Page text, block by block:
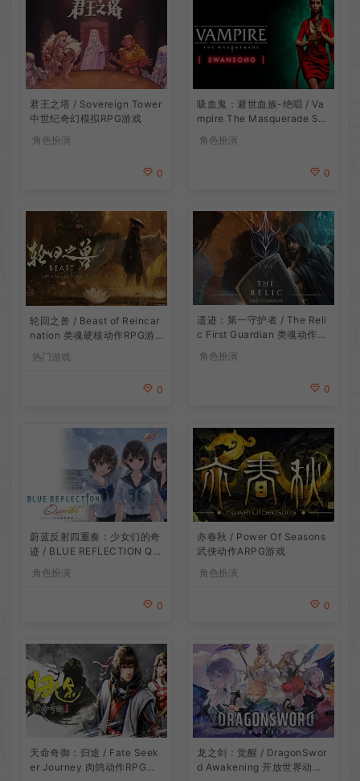
君王之塔 / Sovereign Tower
中世纪奇幻模拟RPG游戏
角色扮演
0
吸血鬼：避世血族-绝唱 / Va
mpire The Masquerade Sw
角色扮演
0
轮回之兽 / Beast of Reincar
nation 类魂硬核动作RPG游
热门游戏
0
遗迹：第一守护者 / The Reli
c First Guardian 类魂动作R
PG游戏
角色扮演
0
蔚蓝反射四重奏：少女们的奇
迹 / BLUE REFLECTION Qu
角色扮演
0
亦春秋 / Power Of Seasons
武侠动作ARPG游戏
角色扮演
0
天命奇御：归途 / Fate Seek
er Journey 肉鸽动作RPG游
龙之剑：觉醒 / DragonSwor
d Awakening 开放世界动作R